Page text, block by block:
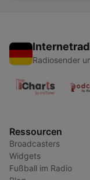
Radiosender
Ressourcen
Broadcasters
Widgets
Fußball im Radio